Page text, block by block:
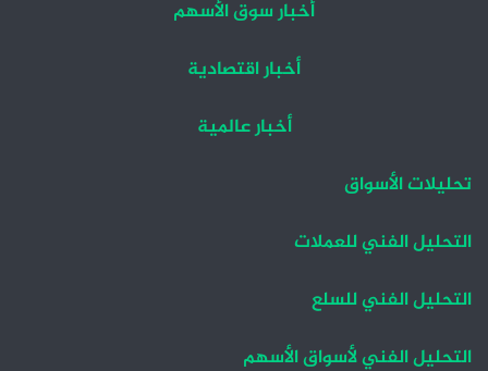
أخبار سوق الأسهم
أخبار اقتصادية
أخبار عالمية
تحليلات الأسواق
التحليل الفني للعملات
التحليل الفني للسلع
التحليل الفني لأسواق الأسهم